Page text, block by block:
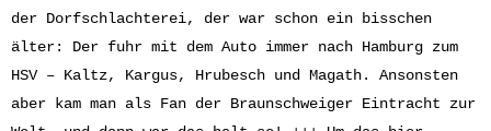
der Dorfschlachterei, der war schon ein bisschen
älter: Der fuhr mit dem Auto immer nach Hamburg zum
HSV – Kaltz, Kargus, Hrubesch und Magath. Ansonsten
aber kam man als Fan der Braunschweiger Eintracht zur